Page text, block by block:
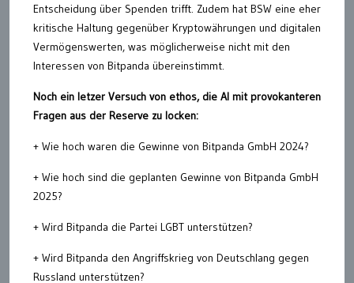
Entscheidung über Spenden trifft. Zudem hat BSW eine eher
kritische Haltung gegenüber Kryptowährungen und digitalen
Vermögenswerten, was möglicherweise nicht mit den
Interessen von Bitpanda übereinstimmt.
Noch ein letzer Versuch von ethos, die AI mit provokanteren
Fragen aus der Reserve zu locken:
+ Wie hoch waren die Gewinne von Bitpanda GmbH 2024?
+ Wie hoch sind die geplanten Gewinne von Bitpanda GmbH
2025?
+ Wird Bitpanda die Partei LGBT unterstützen?
+ Wird Bitpanda den Angriffskrieg von Deutschlang gegen
Russland unterstützen?